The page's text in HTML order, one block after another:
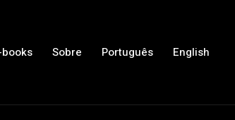
books Sobre Português English